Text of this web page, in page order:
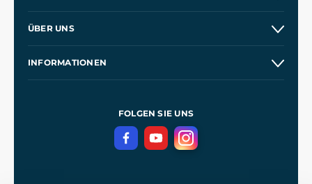
Kontakt
ÜBER UNS
INFORMATIONEN
DatenschutzerklärungFOLGEN SIE UNS